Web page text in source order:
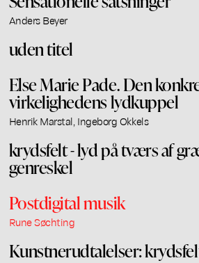
Anders Beyer
uden titel
Else Marie Pade. Den
virkelighedens lydkuppel
Henrik Marstal, Ingeborg Okkels
krydsfelt - lyd på tværs af
genreskel
Postdigital musik
Rune Søchting
Kunstnerudtalelser: